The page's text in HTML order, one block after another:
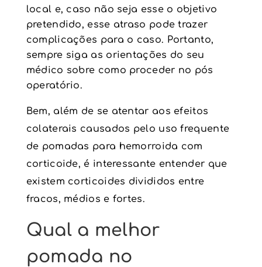
local e, caso não seja esse o objetivo
pretendido, esse atraso pode trazer
complicações para o caso. Portanto,
sempre siga as orientações do seu
médico sobre como proceder no pós
operatório.
Bem, além de se atentar aos efeitos
colaterais causados pelo uso frequente
de pomadas para hemorroida com
corticoide, é interessante entender que
existem corticoides divididos entre
fracos, médios e fortes.
Qual a melhor
pomada no